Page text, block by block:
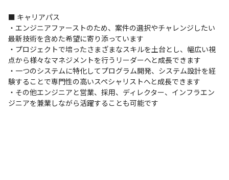
Cisco
その他
Eclipse
支給PC
案件によりWindowsかMac、どちらかを支給
■ キャリアパス
・エンジニアファーストのため、案件の選択やチャレンジしたい
最新技術を含めた希望に寄り添っています
・プロジェクトで培ったさまざまなスキルを土台とし、幅広い視
点から様々なマネジメントを行うリーダーへと成長できます
・一つのシステムに特化してプログラム開発、システム設計を経
験することで専門性の高いスペシャリストへと成長できます
・その他エンジニアと営業、採用、ディレクター、インフラエン
ジニアを兼業しながら活躍することも可能です